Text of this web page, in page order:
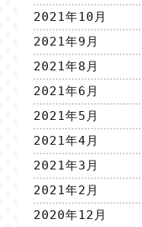
2021年10月
2021年9月
2021年8月
2021年6月
2021年5月
2021年4月
2021年3月
2021年2月
2020年12月